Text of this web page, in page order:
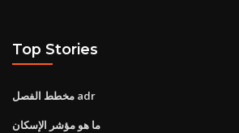
Top Stories
مخطط الفصل adr
ما هو مؤشر الإسكان